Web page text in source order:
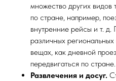
множество других видов
по стране, например,
внутренние рейсы и т. д.
различных
вещах, как дневной
передвигаться по
Развлечения и досуг.